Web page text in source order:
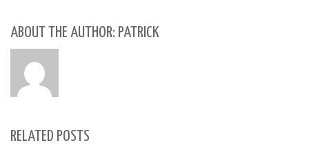
ABOUT THE AUTHOR: PATRICK
RELATED POSTS